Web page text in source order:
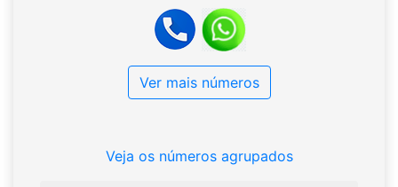
Ver mais números
Veja os números agrupados